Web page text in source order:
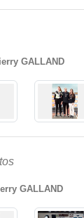
GALLAND
GALLAND